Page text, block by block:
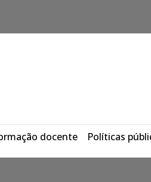
docente Políticas